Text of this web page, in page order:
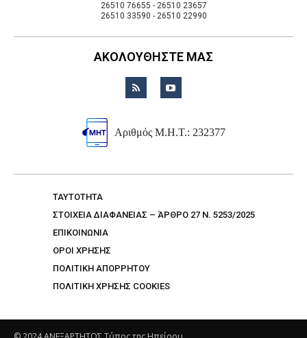
26510 76655 - 26510 23657
26510 33590 - 26510 22990
ΑΚΟΛΟΥΘΗΣΤΕ ΜΑΣ
Αριθμός Μ.Η.Τ.: 232377
TAYTOTHTA
ΣΤΟΙΧΕΙΑ ΔΙΑΦΑΝΕΙΑΣ – ΆΡΘΡΟ 27 Ν. 5253/2025
ΕΠΙΚΟΙΝΩΝΙΑ
ΟΡΟΙ ΧΡΗΣΗΣ
ΠΟΛΙΤΙΚΗ ΑΠΟΡΡΗΤΟΥ
ΠΟΛΙΤΙΚΗ ΧΡΗΣΗΣ COOKIES